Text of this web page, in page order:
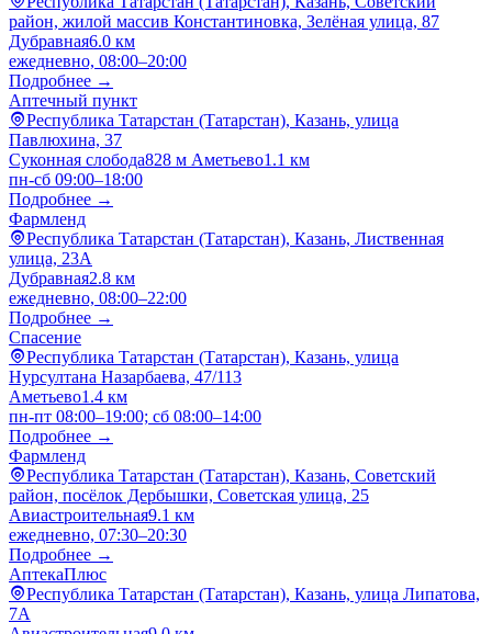
район, жилой массив Константиновка, Зелёная улица, 87
Дубравная6.0 км
ежедневно, 08:00–20:00
Подробнее →
Аптечный пункт
Республика Татарстан (Татарстан), Казань, улица
Павлюхина, 37
Суконная слобода828 м Аметьево1.1 км
пн-сб 09:00–18:00
Подробнее →
Фармленд
Республика Татарстан (Татарстан), Казань, Лиственная
улица, 23А
Дубравная2.8 км
ежедневно, 08:00–22:00
Подробнее →
Спасение
Республика Татарстан (Татарстан), Казань, улица
Нурсултана Назарбаева, 47/113
Аметьево1.4 км
пн-пт 08:00–19:00; сб 08:00–14:00
Подробнее →
Фармленд
Республика Татарстан (Татарстан), Казань, Советский
район, посёлок Дербышки, Советская улица, 25
Авиастроительная9.1 км
ежедневно, 07:30–20:30
Подробнее →
АптекаПлюс
Республика Татарстан (Татарстан), Казань, улица Липатова,
7А